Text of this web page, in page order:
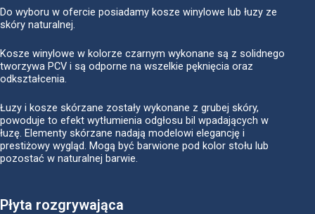
Do wyboru w ofercie posiadamy kosze winylowe lub łuzy ze
skóry naturalnej.
Kosze winylowe w kolorze czarnym wykonane są z solidnego
tworzywa PCV i są odporne na wszelkie pęknięcia oraz
odkształcenia.
Łuzy i kosze skórzane zostały wykonane z grubej skóry,
powoduje to efekt wytłumienia odgłosu bil wpadających w
łuzę. Elementy skórzane nadają modelowi elegancję i
prestiżowy wygląd. Mogą być barwione pod kolor stołu lub
pozostać w naturalnej barwie.
Płyta rozgrywająca